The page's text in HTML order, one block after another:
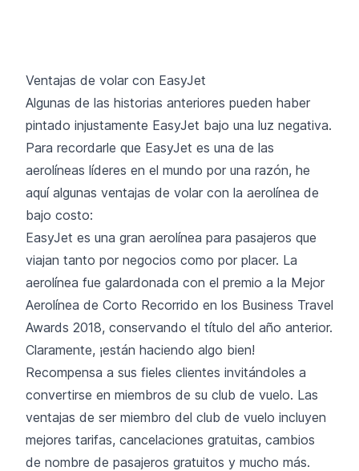
Ventajas de volar con EasyJet
Algunas de las historias anteriores pueden haber
pintado injustamente EasyJet bajo una luz negativa.
Para recordarle que EasyJet es una de las
aerolíneas líderes en el mundo por una razón, he
aquí algunas ventajas de volar con la aerolínea de
bajo costo:
EasyJet es una gran aerolínea para pasajeros que
viajan tanto por negocios como por placer. La
aerolínea fue galardonada con el premio a la Mejor
Aerolínea de Corto Recorrido en los Business Travel
Awards 2018, conservando el título del año anterior.
Claramente, ¡están haciendo algo bien!
Recompensa a sus fieles clientes invitándoles a
convertirse en miembros de su club de vuelo. Las
ventajas de ser miembro del club de vuelo incluyen
mejores tarifas, cancelaciones gratuitas, cambios
de nombre de pasajeros gratuitos y mucho más.